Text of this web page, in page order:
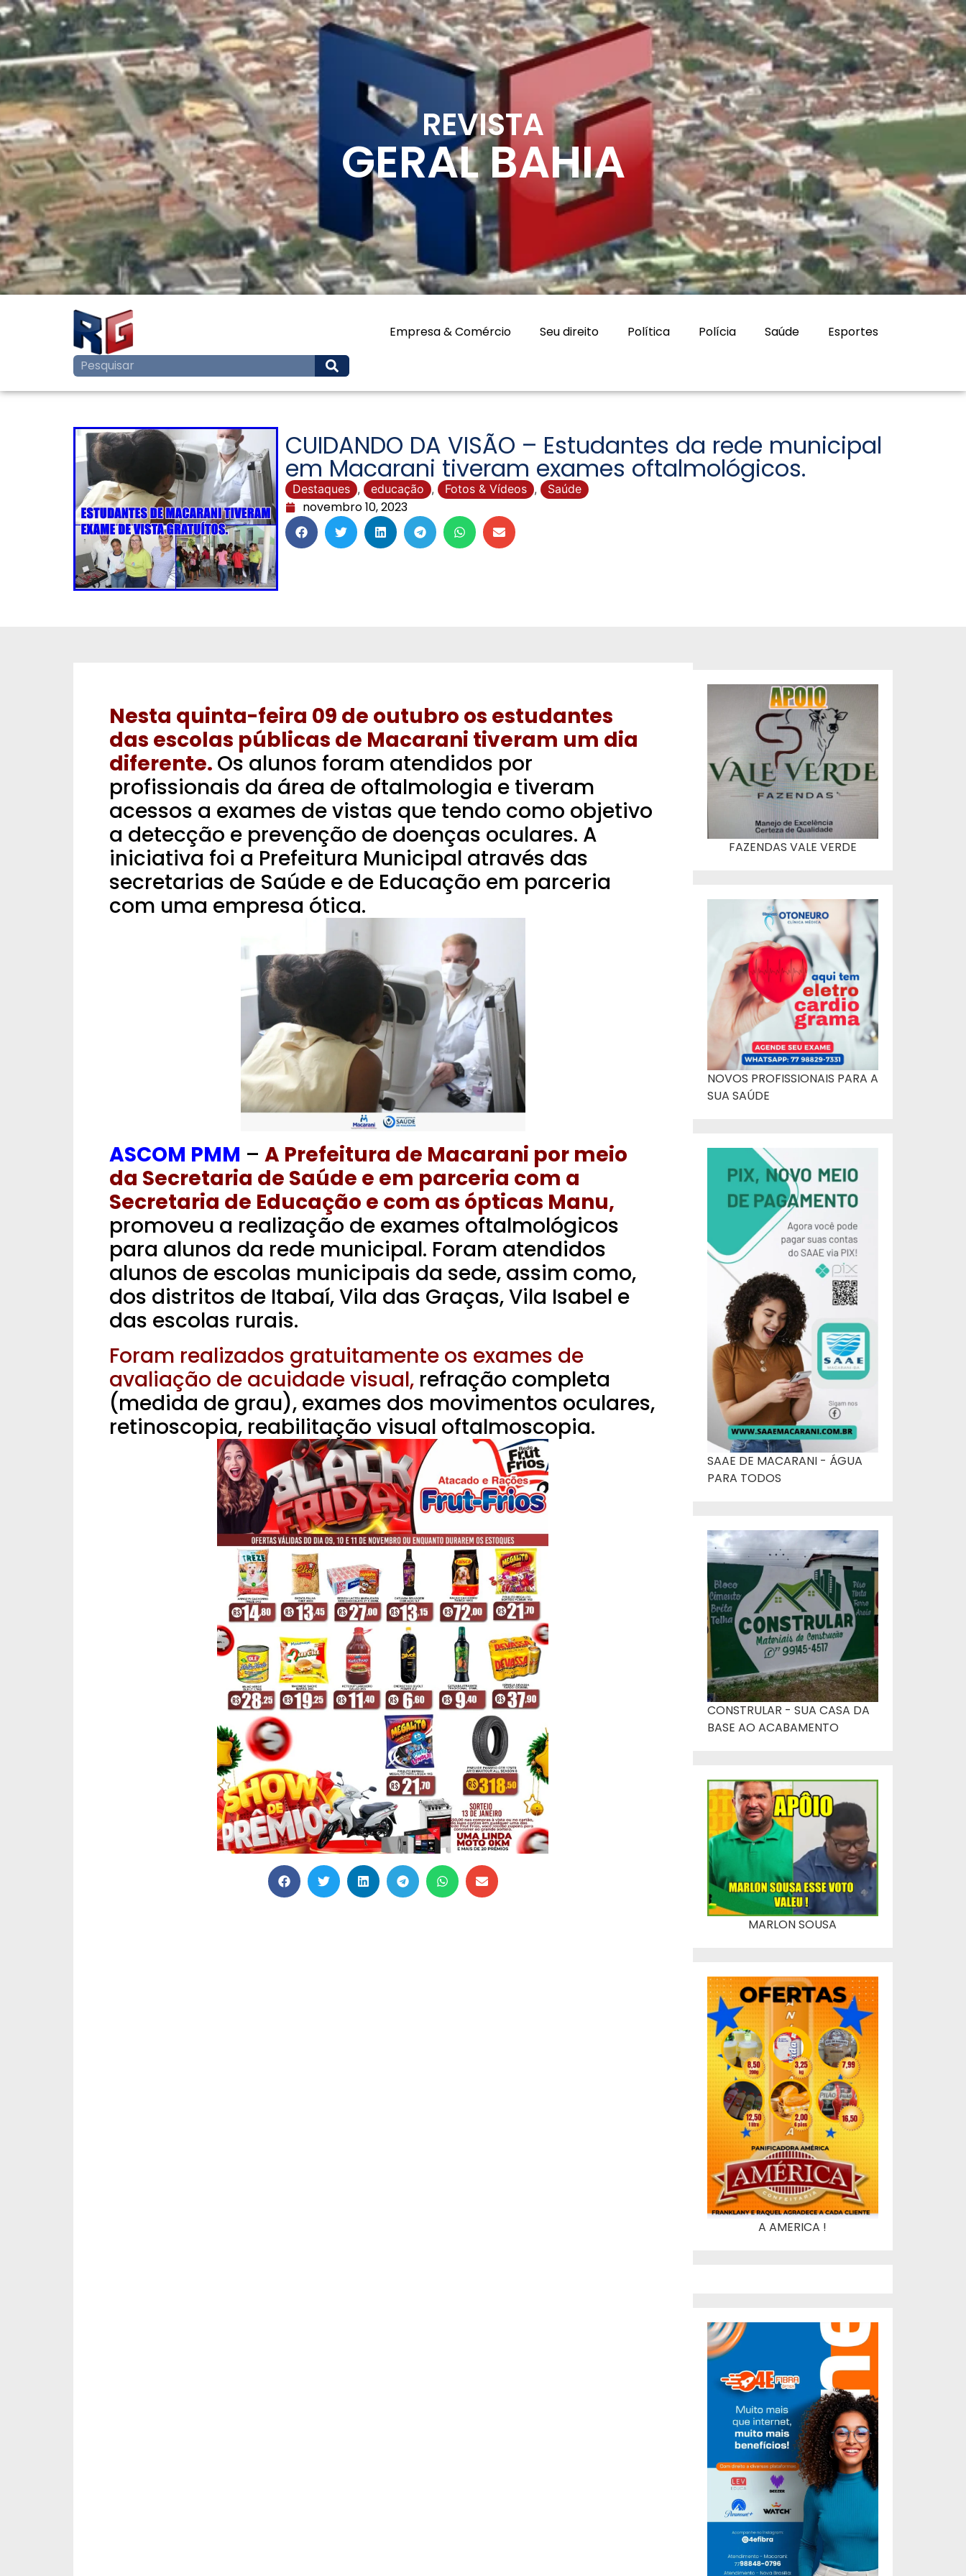
REVISTA
GERAL BAHIA
Empresa & Comércio Seu direito Política Polícia Saúde Esportes
CUIDANDO DA VISÃO – Estudantes da rede municipal
em Macarani tiveram exames oftalmológicos.
Destaques , educação , Fotos & Vídeos , Saúde
novembro 10, 2023
Nesta quinta-feira 09 de outubro os estudantes
das escolas públicas de Macarani tiveram um dia
diferente. Os alunos foram atendidos por
profissionais da área de oftalmologia e tiveram
acessos a exames de vistas que tendo como objetivo
a detecção e prevenção de doenças oculares. A
iniciativa foi a Prefeitura Municipal através das
secretarias de Saúde e de Educação em parceria
com uma empresa ótica.
ASCOM PMM – A Prefeitura de Macarani por meio
da Secretaria de Saúde e em parceria com a
Secretaria de Educação e com as ópticas Manu,
promoveu a realização de exames oftalmológicos
para alunos da rede municipal. Foram atendidos
alunos de escolas municipais da sede, assim como,
dos distritos de Itabaí, Vila das Graças, Vila Isabel e
das escolas rurais.
Foram realizados gratuitamente os exames de
avaliação de acuidade visual, refração completa
(medida de grau), exames dos movimentos oculares,
retinoscopia, reabilitação visual oftalmoscopia.
FAZENDAS VALE VERDE
NOVOS PROFISSIONAIS PARA A
SUA SAÚDE
SAAE DE MACARANI - ÁGUA
PARA TODOS
CONSTRULAR - SUA CASA DA
BASE AO ACABAMENTO
MARLON SOUSA
A AMERICA !